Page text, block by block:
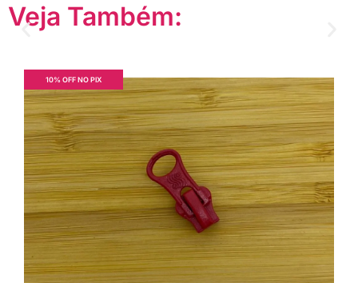
Veja Também:
10% OFF NO PIX